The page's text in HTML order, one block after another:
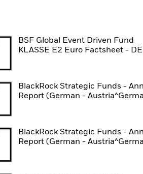
BSF Global Event Driven Fund
KLASSE E2 Euro Factsheet - DE
BlackRock Strategic Funds -
Report (German -
BlackRock Strategic Funds -
Report (German -